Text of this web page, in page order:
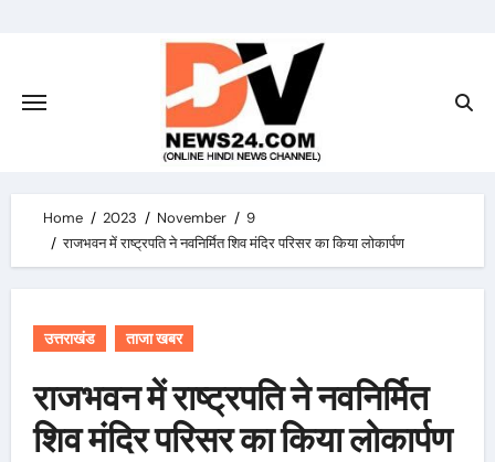
Home 2023 November
9
राजभवन में राष्ट्रपति ने नवनिर्मित शिव मंदिर परिसर का किया लोकार्पण
उत्तराखंड ताजा खबर
राजभवन में राष्ट्रपति ने नवनिर्मित
शिव मंदिर परिसर का किया लोकार्पण